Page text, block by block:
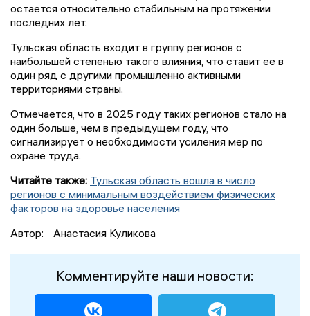
остается относительно стабильным на протяжении
последних лет.
Тульская область входит в группу регионов с
наибольшей степенью такого влияния, что ставит ее в
один ряд с другими промышленно активными
территориями страны.
Отмечается, что в 2025 году таких регионов стало на
один больше, чем в предыдущем году, что
сигнализирует о необходимости усиления мер по
охране труда.
Читайте также: Тульская область вошла в число
регионов с минимальным воздействием физических
факторов на здоровье населения
Автор:
Анастасия Куликова
Комментируйте наши новости: